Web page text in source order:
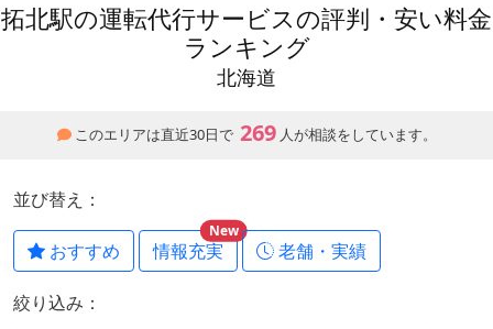
拓北駅の運転代行サービスの評判・安い料金
ランキング
北海道
このエリアは直近30日で 269 人が相談をしています。
並び替え：
おすすめ 情報充実
New
老舗・実績
絞り込み：